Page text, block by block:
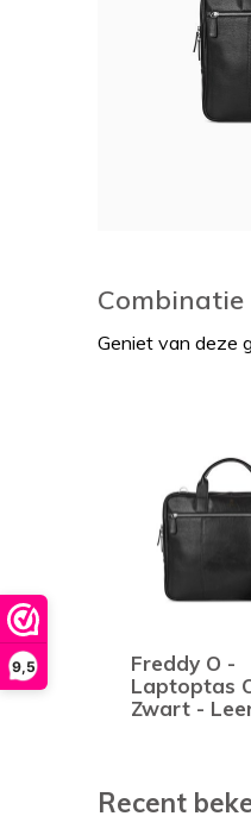
9,5
Combinatie
Geniet van deze
Freddy O -
Laptoptas
Zwart -
Recent